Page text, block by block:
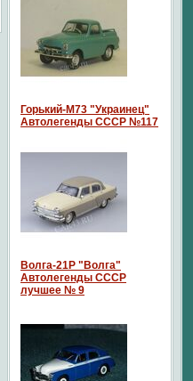
Горький-М73 "Украинец"
Автолегенды СССР №117
Волга-21P "Волга"
Автолегенды СССР
лучшее № 9